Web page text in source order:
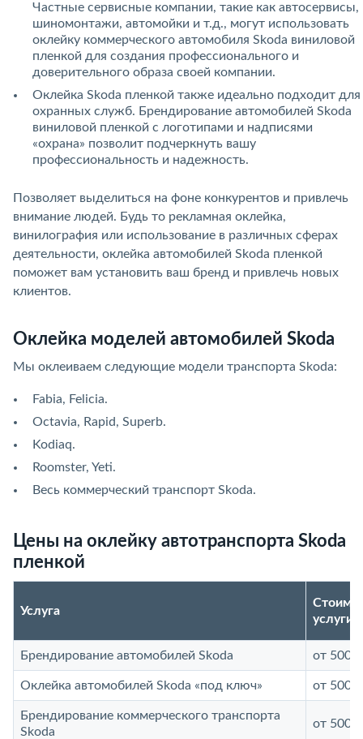
Частные сервисные компании, такие как автосервисы,
шиномонтажи, автомойки и т.д., могут использовать
оклейку коммерческого автомобиля Skoda виниловой
пленкой для создания профессионального и
доверительного образа своей компании.
Оклейка Skoda пленкой также идеально подходит для
охранных служб. Брендирование автомобилей Skoda
виниловой пленкой с логотипами и надписями
«охрана» позволит подчеркнуть вашу
профессиональность и надежность.
Позволяет выделиться на фоне конкурентов и привлечь
внимание людей. Будь то рекламная оклейка,
винилография или использование в различных сферах
деятельности, оклейка автомобилей Skoda пленкой
поможет вам установить ваш бренд и привлечь новых
клиентов.
Оклейка моделей автомобилей Skoda
Мы оклеиваем следующие модели транспорта Skoda:
Fabia, Felicia.
Octavia, Rapid, Superb.
Kodiaq.
Roomster, Yeti.
Весь коммерческий транспорт Skoda.
Цены на оклейку автотранспорта Skoda
пленкой
Услуга
услуги
Брендирование автомобилей Skoda от 5000
Оклейка автомобилей Skoda «под ключ» от 5000
Брендирование коммерческого транспорта
Skoda
от 5000